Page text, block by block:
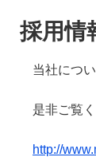
採用情
当社につ
是非ご覧
http://